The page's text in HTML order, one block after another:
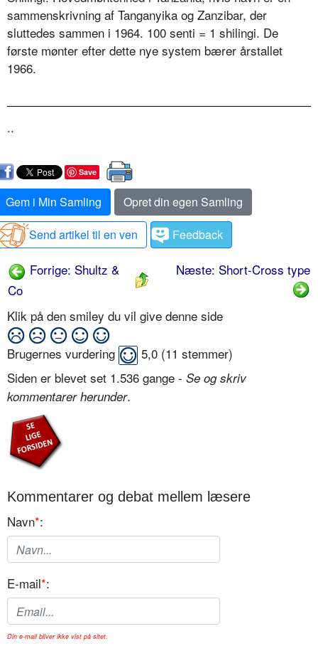
sammenskrivning af Tanganyika og Zanzibar, der
sluttedes sammen i 1964. 100 senti = 1 shilingi. De
første mønter efter dette nye system bærer årstallet
1966.
..
Save
Gem i Min Samling
Opret din egen Samling
Send artikel til en ven
Feedback
Forrige: Shultz &
Co
Næste: Short-Cross type
Klik på den smiley du vil give denne side
Brugernes vurdering 5,0 (11 stemmer)
Siden er blevet set 1.536 gange - Se og skriv
kommentarer herunder.
Kommentarer og debat mellem læsere
Navn*:
E-mail*:
Din e-mail bliver ikke vist på sitet.